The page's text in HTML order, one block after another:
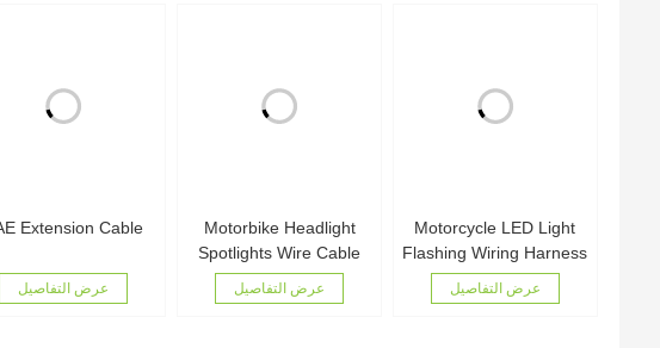
Extension Cable
عرض التفاصيل
Motorbike Headlight
Spotlights Wire Cable
عرض التفاصيل
Motorcycle LED Light
Flashing Wiring Harness
عرض التفاصيل